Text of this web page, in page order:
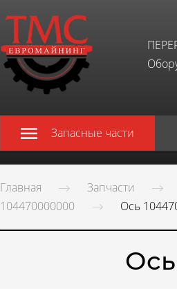
Запасные части
Главная
Запчасти
104470000000
Ось